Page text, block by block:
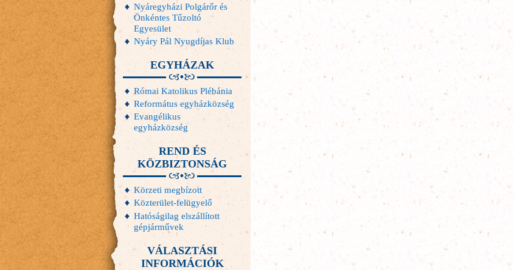
Nyáregyházi Polgárőr és
Önkéntes Tűzoltó
Egyesület
Nyáry Pál Nyugdíjas Klub
EGYHÁZAK
Római Katolikus Plébánia
Református egyházközség
Evangélikus
egyházközség
REND ÉS
KÖZBIZTONSÁG
Körzeti megbízott
Közterület-felügyelő
Hatóságilag elszállított
gépjárművek
VÁLASZTÁSI
INFORMÁCIÓK